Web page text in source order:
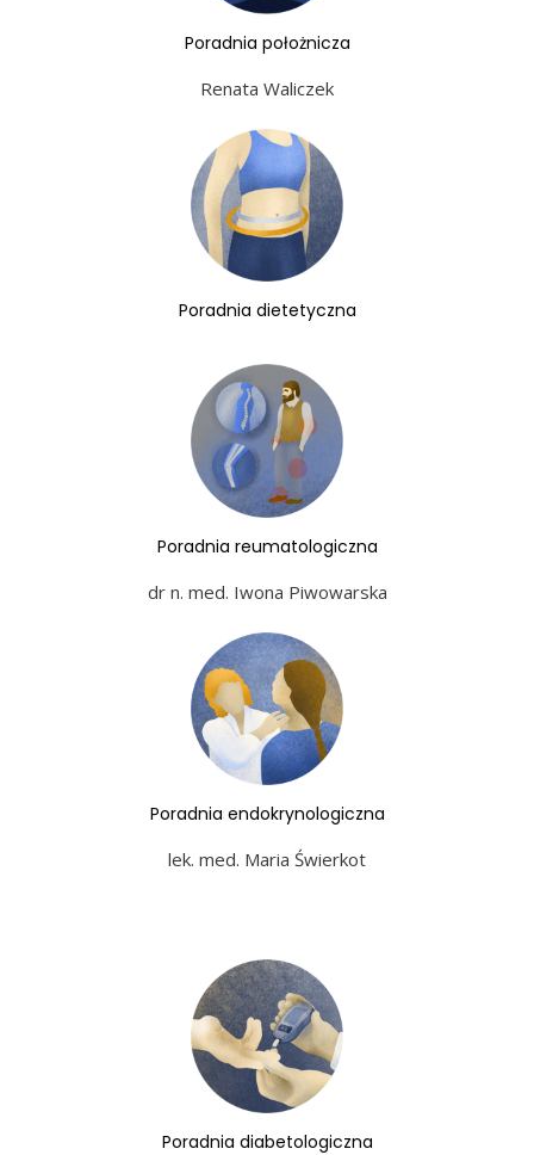
Poradnia położnicza
Renata Waliczek
Poradnia dietetyczna
Poradnia reumatologiczna
dr n. med. Iwona Piwowarska
Poradnia endokrynologiczna
lek. med. Maria Świerkot
Poradnia diabetologiczna